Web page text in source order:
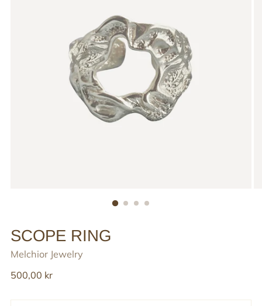
SCOPE RING
Melchior Jewelry
Reguler
500,00 kr